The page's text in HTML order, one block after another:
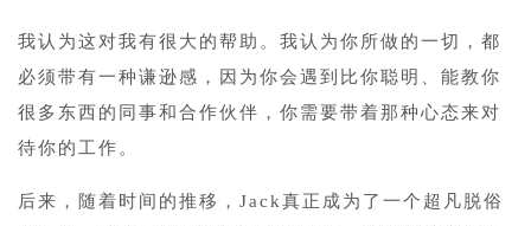
我认为这对我有很大的帮助。我认为你所做的一切，都
必须带有一种谦逊感，因为你会遇到比你聪明、能教你
很多东西的同事和合作伙伴，你需要带着那种心态来对
待你的工作。
后来，随着时间的推移，Jack真正成为了一个超凡脱俗